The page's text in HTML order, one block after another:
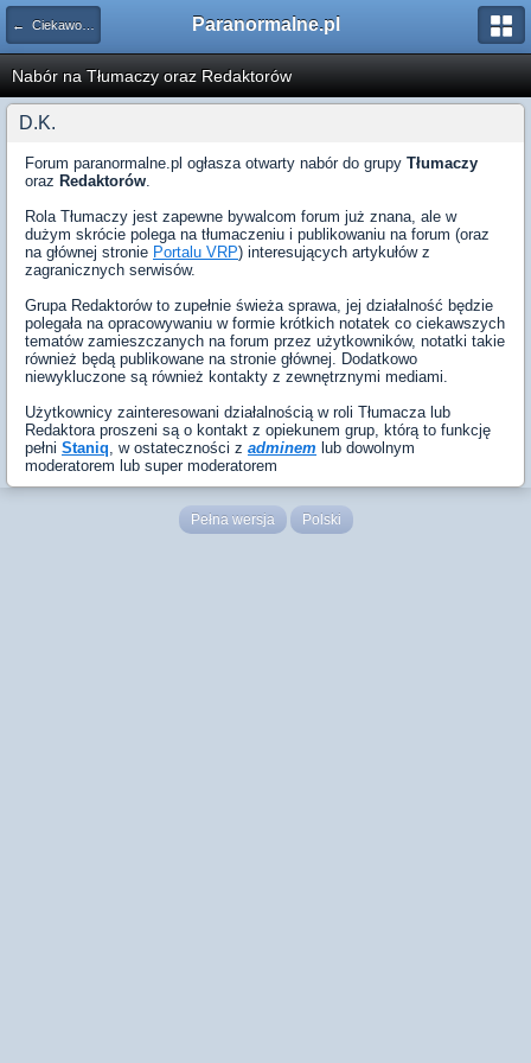
← Ciekawostki Paranormalne.pl
Nabór na Tłumaczy oraz Redaktorów
D.K.
Forum paranormalne.pl ogłasza otwarty nabór do grupy Tłumaczy
oraz Redaktorów.
Rola Tłumaczy jest zapewne bywalcom forum już znana, ale w
dużym skrócie polega na tłumaczeniu i publikowaniu na forum (oraz
na głównej stronie Portalu VRP) interesujących artykułów z
zagranicznych serwisów.
Grupa Redaktorów to zupełnie świeża sprawa, jej działalność będzie
polegała na opracowywaniu w formie krótkich notatek co ciekawszych
tematów zamieszczanych na forum przez użytkowników, notatki takie
również będą publikowane na stronie głównej. Dodatkowo
niewykluczone są również kontakty z zewnętrznymi mediami.
Użytkownicy zainteresowani działalnością w roli Tłumacza lub
Redaktora proszeni są o kontakt z opiekunem grup, którą to funkcję
pełni Staniq, w ostateczności z adminem lub dowolnym
moderatorem lub super moderatorem
Pełna wersja Polski